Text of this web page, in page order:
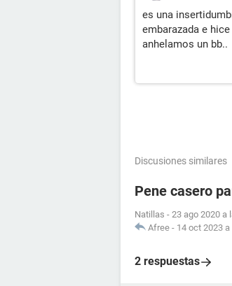
es una
embarazada e
anhelamos un bb..
Discusiones similares
Pene casero
Natillas - 23 ago 2020 a
Afree - 14 oct 2023 a
2 respuestas